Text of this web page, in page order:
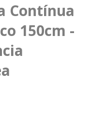
Contínua
150cm -